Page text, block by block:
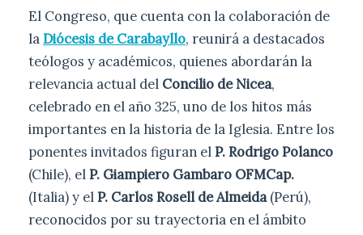
El Congreso, que cuenta con la colaboración de
laDiócesis de Carabayllo, reunirá a destacados
teólogos y académicos, quienes abordarán la
relevancia actual del Concilio de Nicea,
celebrado en el año 325, uno de los hitos más
importantes en la historia de la Iglesia. Entre los
ponentes invitados figuran elP. Rodrigo Polanco
(Chile), elP. Giampiero Gambaro OFMCap.
(Italia) y elP. Carlos Rosell de Almeida(Perú),
reconocidos por su trayectoria en el ámbito